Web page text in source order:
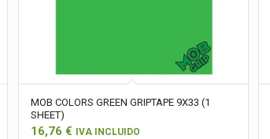
MOB COLORS GREEN GRIPTAPE 9X33 (1
SHEET)
16,76 € IVA INCLUIDO